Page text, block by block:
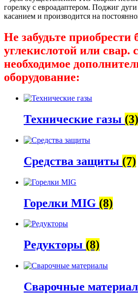
горелку c евроадаптером. Поджиг дуги
касанием и производится на
Не забудьте приобрести
углекислотой или свар.
необходимое
оборудование:
Технические газы (3)
Средства защиты (7)
Горелки MIG (8)
Редукторы (8)
Сварочные